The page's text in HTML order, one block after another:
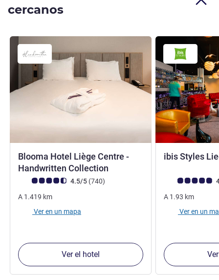
cercanos
Blooma Hotel Liège Centre -
Handwritten Collection
Nota de clientes de Avis (Clasificación de ALL)
4.5/5 (740opiniones
)
A 1.419 km
Ver en un mapa
Ver el hotel
ibis Styles
Nota de clientes
A 1.93 km
Ver en un